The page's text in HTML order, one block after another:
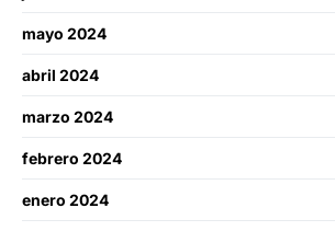
mayo 2024
abril 2024
marzo 2024
febrero 2024
enero 2024